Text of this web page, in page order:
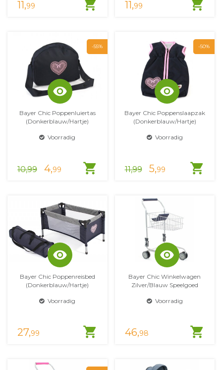
shopping_cart
11,99 shopping_cart
11,99
-55%
visibility
shopping_cart
Bayer Chic Poppenluiertas
(Donkerblauw/Hartje)
Voorradig
10,99 4,99
-50%
visibility
shopping_cart
Bayer Chic Poppenslaapzak
(Donkerblauw/Hartje)
Voorradig
11,99 5,99
visibility
shopping_cart
Bayer Chic Poppenreisbed
(Donkerblauw/Hartje)
Voorradig
27,99
visibility
shopping_cart
Bayer Chic Winkelwagen
Zilver/Blauw Speelgoed
Voorradig
46,98